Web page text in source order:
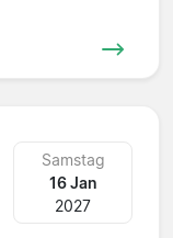
Samstag
16 Jan
2027